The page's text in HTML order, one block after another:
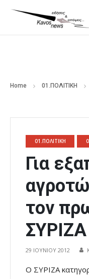
Home 01.ΠΟΛΙΤΙΚΗ
01.ΠΟΛΙΤΙΚΗ
Για
τον
ΣΥΡΙΖΑ
29 ΙΟΥΝΊΟΥ 2012
Ο ΣΥΡΙΖΑ